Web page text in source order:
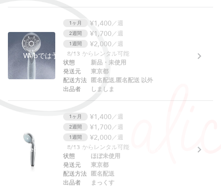
Webでは予約できません。アプリをご利用ください。
1ヶ月 ¥1,400／週
2週間 ¥1,700／週
1週間 ¥2,000／週
8/13 からレンタル可能
状態
発送元
配送方法
出品者
新品・未使用
東京都
匿名配送,匿名配送 以外
しましま
Webでは予約できません。アプリをご利用ください。
1ヶ月 ¥1,400／週
2週間 ¥1,700／週
1週間 ¥2,000／週
8/13 からレンタル可能
状態
発送元
配送方法
出品者
ほぼ未使用
東京都
匿名配送
まっくす